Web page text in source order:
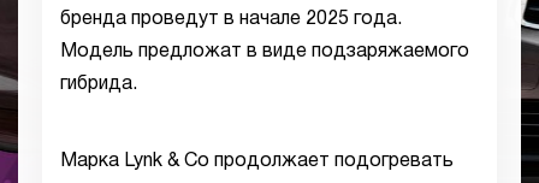
бренда проведут в начале 2025 года.
Модель предложат в виде подзаряжаемого
гибрида.
Марка Lynk & Co продолжает подогревать